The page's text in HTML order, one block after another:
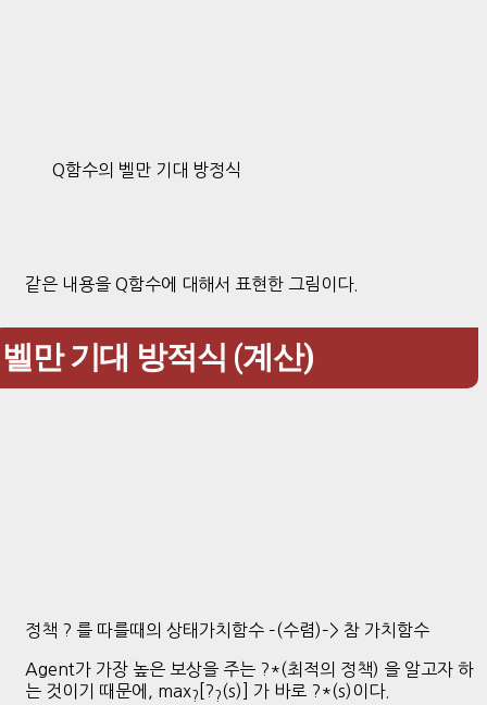
Q함수의 벨만 기대 방정식
같은 내용을 Q함수에 대해서 표현한 그림이다.
벨만 기대 방적식 (계산)
정책 ? 를 따를때의 상태가치함수 –(수렴)–> 참 가치함수
Agent가 가장 높은 보상을 주는 ?*(최적의 정책) 을 알고자 하
는 것이기 때문에, max ? [? ?(s)] 가 바로 ?*(s)이다.